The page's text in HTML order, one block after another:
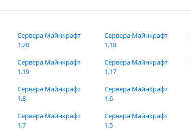
Сервера Майнкрафт
1.20
Сервера Майнкрафт
1.19
Сервера Майнкрафт
1.18
Сервера Майнкрафт
1.17
Сервера Майнкрафт
1.8
Сервера Майнкрафт
1.7
Сервера Майнкрафт
1.6
Сервера Майнкрафт
1.5